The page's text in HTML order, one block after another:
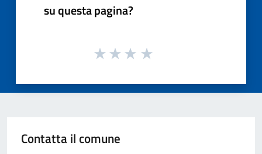
su questa pagina?
Contatta il comune